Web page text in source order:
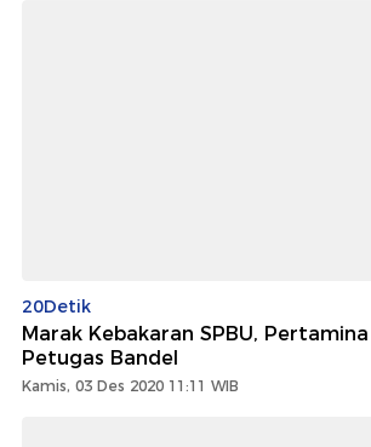
20Detik
Marak Kebakaran SPBU,
Petugas Bandel
Kamis, 03 Des 2020 11:11 WIB